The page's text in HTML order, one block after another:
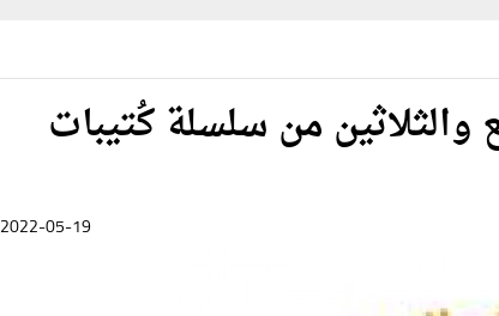
والثلاثين من سلسلة كُتيبات
2022-05-19